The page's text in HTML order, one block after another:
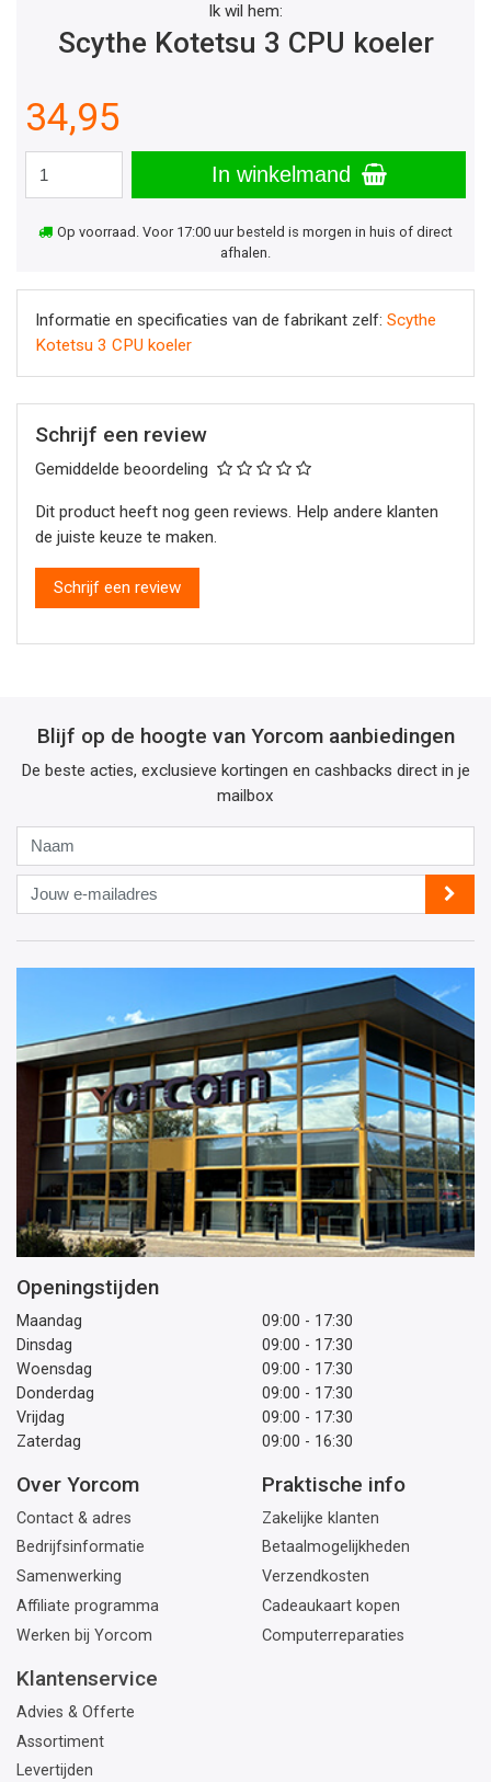
Ik wil hem:
Scythe Kotetsu 3 CPU koeler
34,95
In winkelmand
Op voorraad. Voor 17:00 uur besteld is morgen in huis of direct
afhalen.
Informatie en specificaties van de fabrikant zelf: Scythe
Kotetsu 3 CPU koeler
Schrijf een review
Gemiddelde beoordeling
Dit product heeft nog geen reviews. Help andere klanten
de juiste keuze te maken.
Schrijf een review
Blijf op de hoogte van Yorcom aanbiedingen
De beste acties, exclusieve kortingen en cashbacks direct in je
mailbox
Jouw
e-
mailadres
Openingstijden
Maandag
09:00 - 17:30
Dinsdag
09:00 - 17:30
Woensdag
09:00 - 17:30
Donderdag
09:00 - 17:30
Vrijdag
09:00 - 17:30
Zaterdag
09:00 - 16:30
Over Yorcom
Contact & adres
Bedrijfsinformatie
Samenwerking
Affiliate programma
Werken bij Yorcom
Praktische info
Zakelijke klanten
Betaalmogelijkheden
Verzendkosten
Cadeaukaart kopen
Computerreparaties
Klantenservice
Advies & Offerte
Assortiment
Levertijden